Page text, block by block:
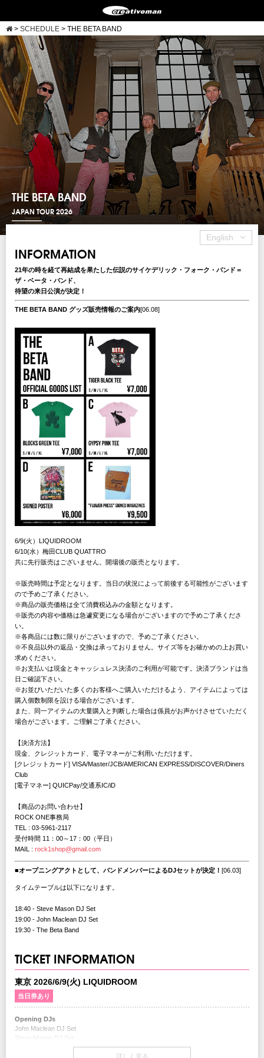
> SCHEDULE > THE BETA BAND
THE BETA BAND
JAPAN TOUR 2026
English
INFORMATION
21年の時を経て再結成を果たした伝説のサイケデリック・フォーク・バンド＝
ザ・ベータ・バンド、
待望の来日公演が決定！
THE BETA BAND グッズ販売情報のご案内[06.08]
6/9(火）LIQUIDROOM
6/10(水）梅田CLUB QUATTRO
共に先行販売はございません。開場後の販売となります。
※販売時間は予定となります。当日の状況によって前後する可能性がございます
ので予めご了承ください。
※商品の販売価格は全て消費税込みの金額となります。
※販売の内容や価格は急遽変更になる場合がございますので予めご了承くださ
い。
※各商品には数に限りがございますので、予めご了承ください。
※不良品以外の返品・交換は承っておりません。サイズ等をお確かめの上お買い
求めください。
※お支払いは現金とキャッシュレス決済のご利用が可能です。決済ブランドは当
日ご確認下さい。
※お並びいただいた多くのお客様へご購入いただけるよう、アイテムによっては
購入個数制限を設ける場合がございます。
また、同一アイテムの大量購入と判断した場合は係員がお声かけさせていただく
場合がございます。ご理解ご了承ください。
【決済方法】
現金、クレジットカード、電子マネーがご利用いただけます。
[クレジットカード] VISA/Master/JCB/AMERICAN EXPRESS/DISCOVER/Diners
Club
[電子マネー] QUICPay/交通系IC/iD
【商品のお問い合わせ】
ROCK ONE事務局
TEL : 03-5961-2117
受付時間 11：00～17：00（平日）
MAIL : rock1shop@gmail.com
■オープニングアクトとして、バンドメンバーによるDJセットが決定！ [06.03]
タイムテーブルは以下になります。
18:40 - Steve Mason DJ Set
19:00 - John Maclean DJ Set
19:30 - The Beta Band
TICKET INFORMATION
東京 2026/6/9(火) LIQUIDROOM
当日券あり
Opening DJs
John Maclean DJ Set
Steve Mason DJ Set
詳しく見る